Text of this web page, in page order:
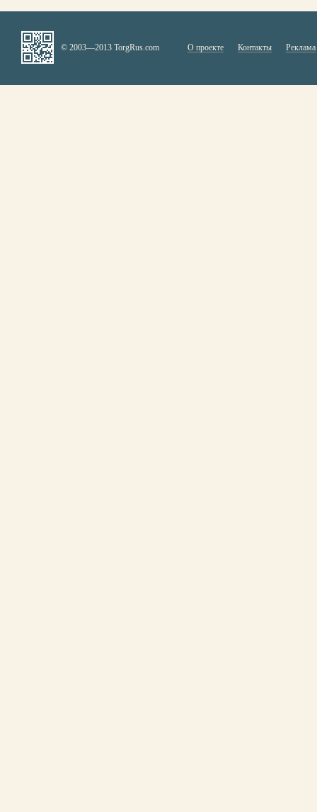
© 2003—2013 TorgRus.com О проекте Контакты Реклама